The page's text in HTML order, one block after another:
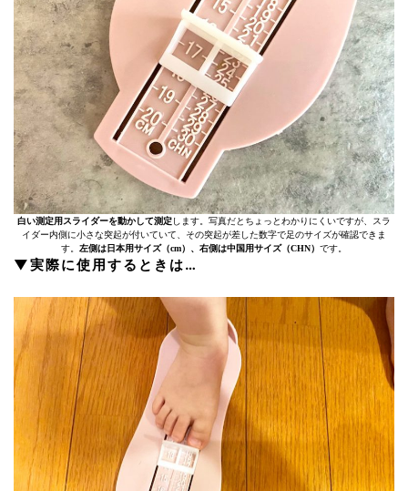
白い測定用スライダーを動かして測定します。写真だとちょっとわかりにくいですが、スラ
イダー内側に小さな突起が付いていて、その突起が差した数字で足のサイズが確認できま
す。 左側は日本用サイズ（cm）、右側は中国用サイズ（CHN） です。
▼実際に使用するときは…